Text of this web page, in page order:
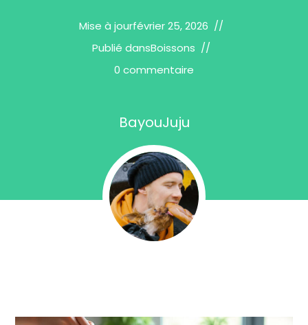
Mise à jourfévrier 25, 2026
Publié dansBoissons
0 commentaire
BayouJuju